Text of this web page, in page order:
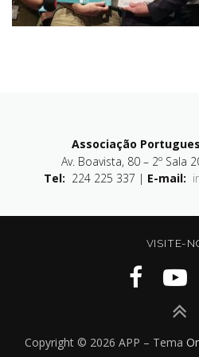
Associação
Av. Boavista, 80 – 2º Sala
Tel: 224 225 337 | E-mail:
VISITE-
Copyright © 2026 APP – Tema